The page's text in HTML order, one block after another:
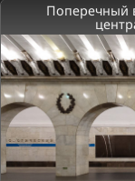
Поперечный